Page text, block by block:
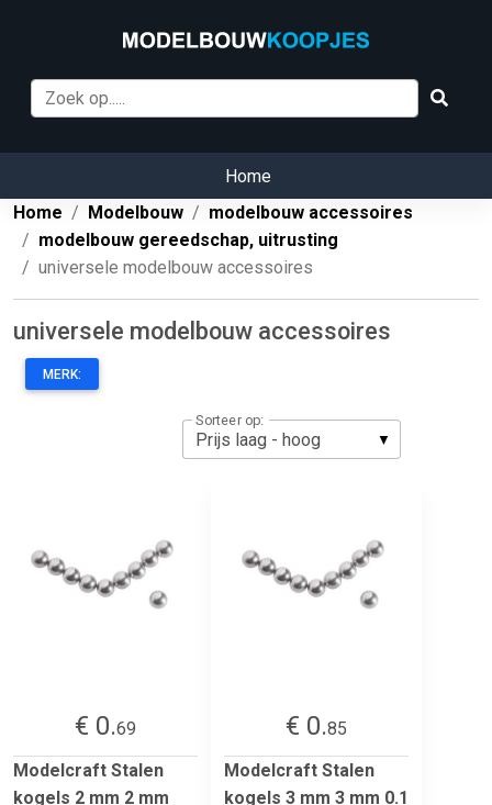
Home
Home
Modelbouw
modelbouw accessoires
modelbouw gereedschap, uitrusting
universele modelbouw accessoires
universele modelbouw accessoires
MERK:
Sorteer op:
€ 0.69
Modelcraft Stalen
kogels 2 mm 2 mm
€ 0.85
Modelcraft Stalen
kogels 3 mm 3 mm 0.1